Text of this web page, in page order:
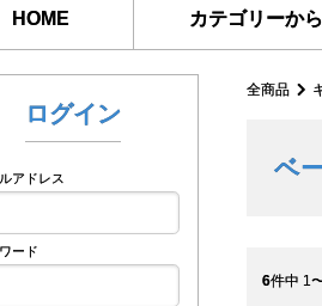
HOME カテゴリーか
全商品
ベ
6件中 1
ログイン
アドレス
ード